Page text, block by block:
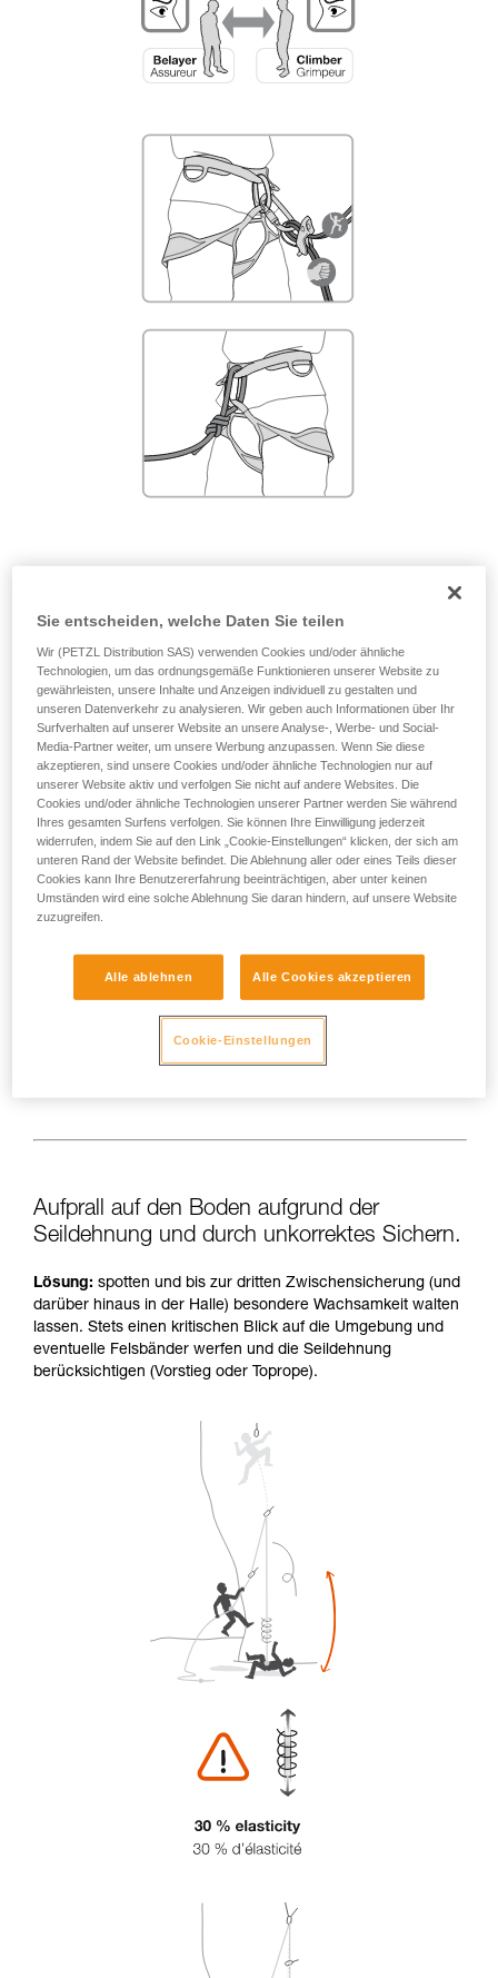
Sie ihn eigenständig durchführen.
Wir geben Beispiele für die mit Ihrer Aktivität
verbundenen Techniken. Möglicherweise gibt es
noch andere Techniken, die hier nicht
Zu kurzes Seil.
Lösung:das Seilende systematisch mit einem Knoten
versehen.
Und die Länge der Routen auf der Karte prüfen.
Aufprall auf den Boden aufgrund der
Seildehnung und durch unkorrektes Sichern.
Lösung: spotten und bis zur dritten Zwischensicherung (und
darüber hinaus in der Halle) besondere Wachsamkeit walten
lassen. Stets einen kritischen Blick auf die Umgebung und
eventuelle Felsbänder werfen und die Seildehnung
berücksichtigen (Vorstieg oder Toprope).
Sie entscheiden, welche Daten Sie teilen
Wir (PETZL Distribution SAS) verwenden Cookies und/oder ähnliche
Technologien, um das ordnungsgemäße Funktionieren unserer Website zu
gewährleisten, unsere Inhalte und Anzeigen individuell zu gestalten und
unseren Datenverkehr zu analysieren. Wir geben auch Informationen über Ihr
Surfverhalten auf unserer Website an unsere Analyse-, Werbe- und Social-
Media-Partner weiter, um unsere Werbung anzupassen. Wenn Sie diese
akzeptieren, sind unsere Cookies und/oder ähnliche Technologien nur auf
unserer Website aktiv und verfolgen Sie nicht auf andere Websites. Die
Cookies und/oder ähnliche Technologien unserer Partner werden Sie während
Ihres gesamten Surfens verfolgen. Sie können Ihre Einwilligung jederzeit
widerrufen, indem Sie auf den Link „Cookie-Einstellungen“ klicken, der sich am
unteren Rand der Website befindet. Die Ablehnung aller oder eines Teils dieser
Cookies kann Ihre Benutzererfahrung beeinträchtigen, aber unter keinen
Umständen wird eine solche Ablehnung Sie daran hindern, auf unsere Website
zuzugreifen.
Alle ablehnen Alle Cookies akzeptieren
Cookie-Einstellungen